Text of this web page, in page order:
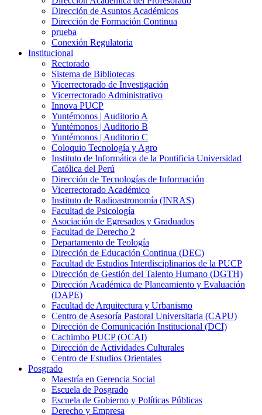
Dirección de Asuntos Académicos
Dirección de Formación Continua
prueba
Conexión Regulatoria
Institucional
Rectorado
Sistema de Bibliotecas
Vicerrectorado de Investigación
Vicerrectorado Administrativo
Innova PUCP
Yuntémonos | Auditorio A
Yuntémonos | Auditorio B
Yuntémonos | Auditorio C
Coloquio Tecnología y Agro
Instituto de Informática de la Pontificia Universidad
Católica del Perú
Dirección de Tecnologías de Información
Vicerrectorado Académico
Instituto de Radioastronomía (INRAS)
Facultad de Psicología
Asociación de Egresados y Graduados
Facultad de Derecho 2
Departamento de Teología
Dirección de Educación Continua (DEC)
Facultad de Estudios Interdisciplinarios de la PUCP
Dirección de Gestión del Talento Humano (DGTH)
Dirección Académica de Planeamiento y Evaluación
(DAPE)
Facultad de Arquitectura y Urbanismo
Centro de Asesoría Pastoral Universitaria (CAPU)
Dirección de Comunicación Institucional (DCI)
Cachimbo PUCP (OCAI)
Dirección de Actividades Culturales
Centro de Estudios Orientales
Posgrado
Maestría en Gerencia Social
Escuela de Posgrado
Escuela de Gobierno y Políticas Públicas
Derecho y Empresa